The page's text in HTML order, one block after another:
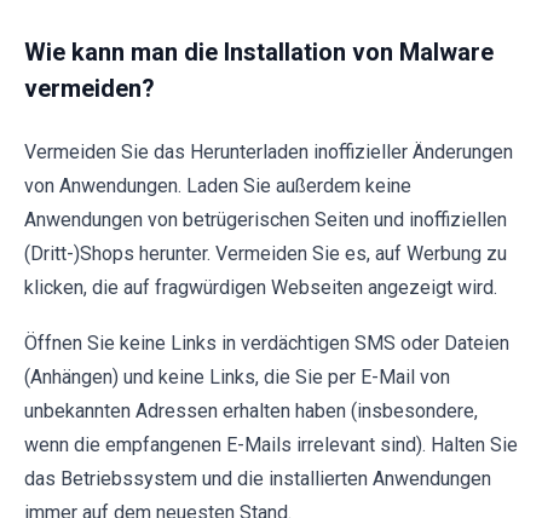
Wie kann man die Installation von Malware
vermeiden?
Vermeiden Sie das Herunterladen inoffizieller Änderungen
von Anwendungen. Laden Sie außerdem keine
Anwendungen von betrügerischen Seiten und inoffiziellen
(Dritt-)Shops herunter. Vermeiden Sie es, auf Werbung zu
klicken, die auf fragwürdigen Webseiten angezeigt wird.
Öffnen Sie keine Links in verdächtigen SMS oder Dateien
(Anhängen) und keine Links, die Sie per E-Mail von
unbekannten Adressen erhalten haben (insbesondere,
wenn die empfangenen E-Mails irrelevant sind). Halten Sie
das Betriebssystem und die installierten Anwendungen
immer auf dem neuesten Stand.